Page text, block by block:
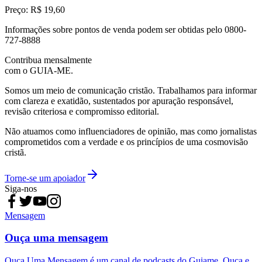
Preço: R$ 19,60
Informações sobre pontos de venda podem ser obtidas pelo 0800-
727-8888
Contribua mensalmente
com o GUIA-ME.
Somos um meio de comunicação cristão. Trabalhamos para informar
com clareza e exatidão, sustentados por apuração responsável,
revisão criteriosa e compromisso editorial.
Não atuamos como influenciadores de opinião, mas como jornalistas
comprometidos com a verdade e os princípios de uma cosmovisão
cristã.
Torne-se um apoiador
Siga-nos
Mensagem
Ouça uma mensagem